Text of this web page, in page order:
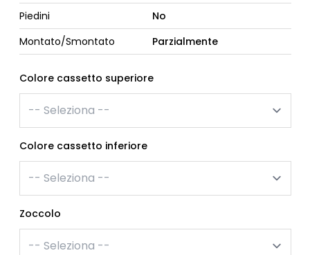
Piedini
No
Montato/Smontato
Parzialmente
Colore cassetto superiore
Colore cassetto inferiore
Zoccolo